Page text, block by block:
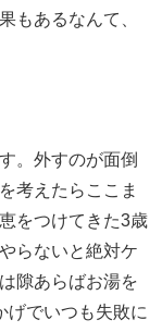
もあるなんて、
。外すのが面倒
考えたらここま
をつけてきた3歳
らないと絶対ケ
隙あらばお湯を
げでいつも失敗に